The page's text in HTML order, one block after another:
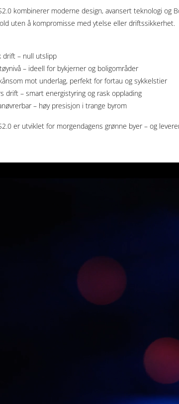
kombinerer moderne design, avansert teknologi
uten å kompromisse med ytelse eller driftssikkerhet.
drift – null utslipp
– ideell for bykjerner og boligområder
mot underlag, perfekt for fortau og sykkelstier
drift – smart energistyring og rask opplading
– høy presisjon i trange byrom
er utviklet for morgendagens grønne byer – og